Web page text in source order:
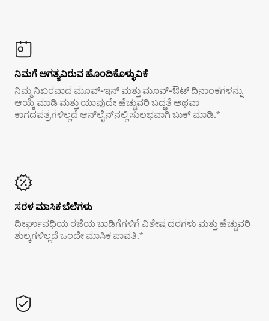
ನಿಮಗೆ ಅಗತ್ಯವಿರುವ ಹೊಂದಿಕೊಳ್ಳುವಿಕೆ
ನಿಮ್ಮ ನಿಖರವಾದ ಮೂವ್-ಇನ್ ಮತ್ತು ಮೂವ್-ಔಟ್ ದಿನಾಂಕಗಳನ್ನು
ಆಯ್ಕೆ ಮಾಡಿ ಮತ್ತು ಯಾವುದೇ ಹೆಚ್ಚುವರಿ ಬದ್ಧತೆ ಅಥವಾ
ಕಾಗದಪತ್ರಗಳಿಲ್ಲದೆ ಆನ್‌ಲೈನ್‌ನಲ್ಲಿ ಸುಲಭವಾಗಿ ಬುಕ್ ಮಾಡಿ.*
ಸರಳ ಮಾಸಿಕ ಬೆಲೆಗಳು
ದೀರ್ಘಾವಧಿಯ ರಜೆಯ ಬಾಡಿಗೆಗಳಿಗೆ ವಿಶೇಷ ದರಗಳು ಮತ್ತು ಹೆಚ್ಚುವರಿ
ಶುಲ್ಕಗಳಿಲ್ಲದೆ ಒಂದೇ ಮಾಸಿಕ ಪಾವತಿ.*